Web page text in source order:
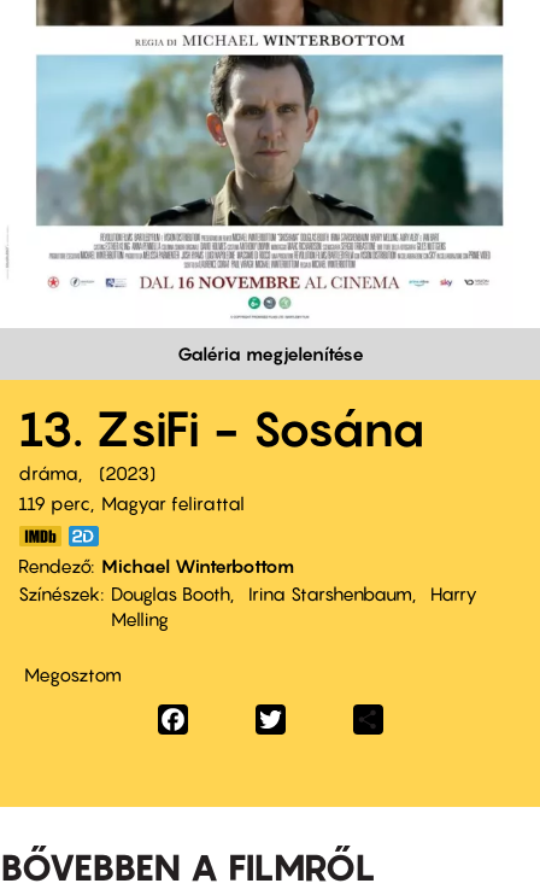
Galéria megjelenítése
13. ZsiFi - Sosána
dráma
2023
119 perc,
Magyar felirattal
Rendező Michael Winterbottom
Színészek
Douglas Booth Irina Starshenbaum
Harry
Melling
Megosztom
Facebook
BŐVEBBEN A FILMRŐL